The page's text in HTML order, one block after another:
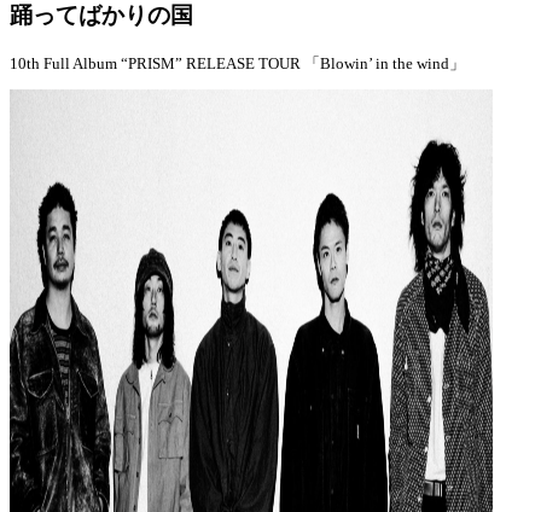
踊ってばかりの国
10th Full Album “PRISM” RELEASE TOUR 「Blowin’ in the wind」